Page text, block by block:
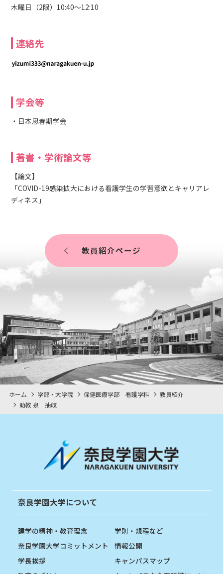
木曜日（2限）10:40～12:10
連絡先
学会等
・日本思春期学会
著書・学術論文等
【論文】
「COVID-19感染拡大における看護学生の学習意欲とキャリアレ
ディネス」
教員紹介ページ
ホーム 学部・大学院 保健医療学部 看護学科
教員紹介
助教 泉 抽岐
奈良学園大学について
建学の精神・教育理念
奈良学園大学コミットメント
学長挨拶
学則・規程など
情報公開
キャンパスマップ